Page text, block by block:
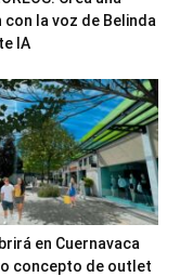
con la voz de Belinda
IA
en Cuernavaca
concepto de outlet